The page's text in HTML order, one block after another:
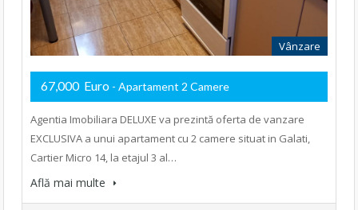
Vânzare
67,000 Euro - Apartament 2 Camere
Agentia Imobiliara DELUXE va prezintă oferta de vanzare
EXCLUSIVA a unui apartament cu 2 camere situat in Galati,
Cartier Micro 14, la etajul 3 al…
Află mai multe